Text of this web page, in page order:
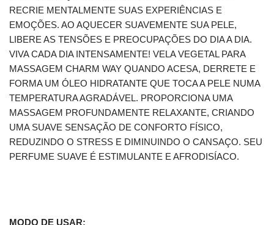
RECRIE MENTALMENTE SUAS EXPERIÊNCIAS E
EMOÇÕES. AO AQUECER SUAVEMENTE SUA PELE,
LIBERE AS TENSÕES E PREOCUPAÇÕES DO DIA A DIA.
VIVA CADA DIA INTENSAMENTE! VELA VEGETAL PARA
MASSAGEM CHARM WAY QUANDO ACESA, DERRETE E
FORMA UM ÓLEO HIDRATANTE QUE TOCA A PELE NUMA
TEMPERATURA AGRADÁVEL. PROPORCIONA UMA
MASSAGEM PROFUNDAMENTE RELAXANTE, CRIANDO
UMA SUAVE SENSAÇÃO DE CONFORTO FÍSICO,
REDUZINDO O STRESS E DIMINUINDO O CANSAÇO. SEU
PERFUME SUAVE É ESTIMULANTE E AFRODISÍACO.
MODO DE USAR: